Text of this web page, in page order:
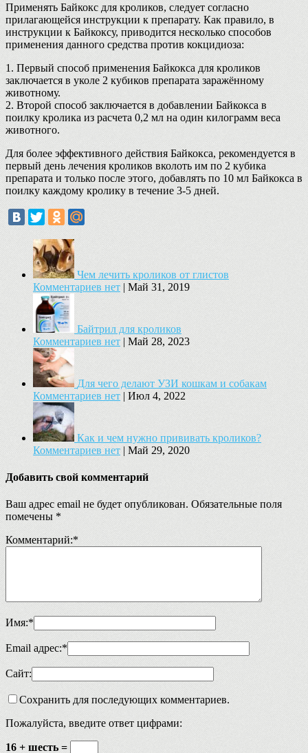
Применять Байкокс для кроликов, следует согласно
прилагающейся инструкции к препарату. Как правило, в
инструкции к Байкоксу, приводится несколько способов
применения данного средства против кокцидиоза:
1. Первый способ применения Байкокса для кроликов
заключается в уколе 2 кубиков препарата заражённому
животному.
2. Второй способ заключается в добавлении Байкокса в
поилку кролика из расчета 0,2 мл на один килограмм веса
животного.
Для более эффективного действия Байкокса, рекомендуется в
первый день лечения кроликов вколоть им по 2 кубика
препарата и только после этого, добавлять по 10 мл Байкокса в
поилку каждому кролику в течение 3-5 дней.
Чем лечить кроликов от глистов
Комментариев нет | Май 31, 2019
Байтрил для кроликов
Комментариев нет | Май 28, 2023
Для чего делают УЗИ кошкам и собакам
Комментариев нет | Июл 4, 2022
Как и чем нужно прививать кроликов?
Комментариев нет | Май 29, 2020
Добавить свой комментарий
Ваш адрес email не будет опубликован. Обязательные поля
помечены *
Комментарий:*
Имя:*
Email адрес:*
Сайт:
Сохранить для последующих комментариев.
Пожалуйста, введите ответ цифрами:
16 + шесть =